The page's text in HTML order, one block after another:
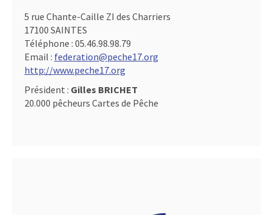
5 rue Chante-Caille ZI des Charriers
17100 SAINTES
Téléphone : 05.46.98.98.79
Email : federation@peche17.org
http://www.peche17.org
Président : Gilles BRICHET
20.000 pêcheurs Cartes de Pêche